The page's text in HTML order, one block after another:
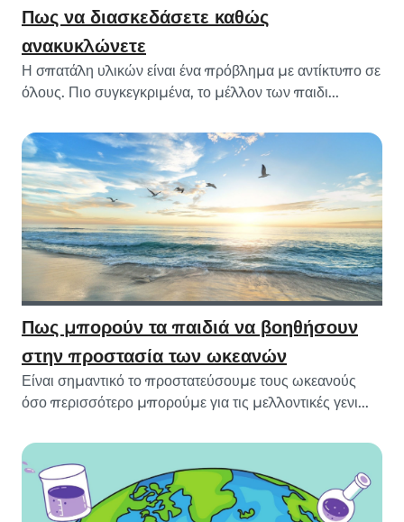
Πως να διασκεδάσετε καθώς
ανακυκλώνετε
Η σπατάλη υλικών είναι ένα πρόβλημα με αντίκτυπο σε
όλους. Πιο συγκεγκριμένα, το μέλλον των παιδι...
Πως μπορούν τα παιδιά να βοηθήσουν
στην προστασία των ωκεανών
Είναι σημαντικό το προστατεύσουμε τους ωκεανούς
όσο περισσότερο μπορούμε για τις μελλοντικές γενι...